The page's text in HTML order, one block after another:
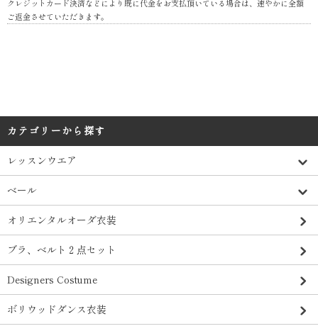
クレジットカード決済などにより既に代金をお支払頂いている場合は、速やかに全額
ご返金させていただきます。
カテゴリーから探す
レッスンウエア
ベール
オリエンタルオーダ衣装
ブラ、ベルト２点セット
Designers Costume
ボリウッドダンス衣装